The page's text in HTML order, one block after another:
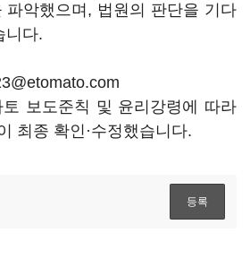
파악했으며, 법원의 판단을 기다
니다.
보도준칙 및 윤리강령에 따라
최종 확인·수정했습니다.